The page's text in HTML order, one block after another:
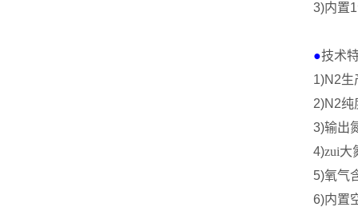
3)内置1
●技术
1)N2生
2)N2纯
3)输出
4)zui大
5)氧气
6)内置